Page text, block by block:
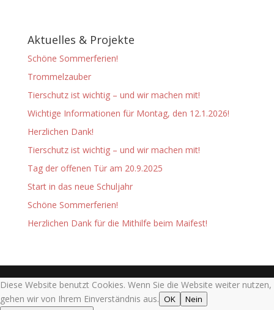
Aktuelles & Projekte
Schöne Sommerferien!
Trommelzauber
Tierschutz ist wichtig – und wir machen mit!
Wichtige Informationen für Montag, den 12.1.2026!
Herzlichen Dank!
Tierschutz ist wichtig – und wir machen mit!
Tag der offenen Tür am 20.9.2025
Start in das neue Schuljahr
Schöne Sommerferien!
Herzlichen Dank für die Mithilfe beim Maifest!
Diese Website benutzt Cookies. Wenn Sie die Website weiter nutzen,
gehen wir von Ihrem Einverständnis aus. OK
Nein